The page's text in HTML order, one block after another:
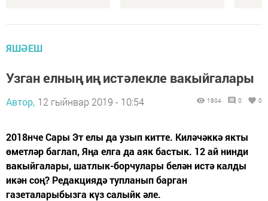
ЯШӘЕШ
Узган елның иң истәлекле вакыйгалары
Автор, 12 гыйнвар 2019 - 10:54 1804 0 0
2018нче Сары Эт елы да узып китте. Киләчәккә якты
өметләр баглап, Яңа елга да аяк бастык. 12 ай нинди
вакыйгалары, шатлык-борчулары белән истә калды
икән соң? Редакциядә тупланып барган
газеталарыбызга күз салыйк әле.